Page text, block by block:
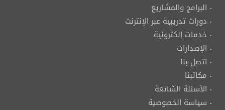
البرامج والمشاريع
دورات تدريبية عبر الإنترنت
خدمات إلكترونية
الإصدارات
اتصل بنا
مكاتبنا
الأسئلة الشائعة
سياسة الخصوصية